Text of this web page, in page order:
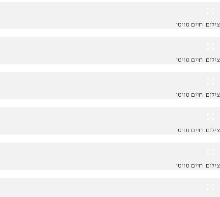
צילום: חיים טויטו
צילום: חיים טויטו
צילום: חיים טויטו
צילום: חיים טויטו
צילום: חיים טויטו